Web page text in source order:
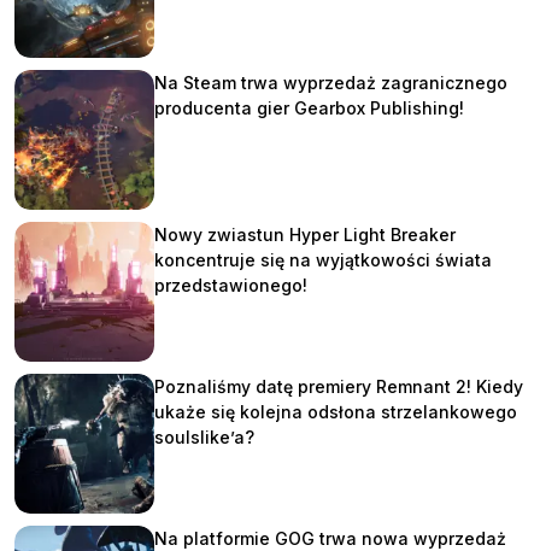
Na Steam trwa wyprzedaż zagranicznego
producenta gier Gearbox Publishing!
Nowy zwiastun Hyper Light Breaker
koncentruje się na wyjątkowości świata
przedstawionego!
Poznaliśmy datę premiery Remnant 2! Kiedy
ukaże się kolejna odsłona strzelankowego
soulslike’a?
Na platformie GOG trwa nowa wyprzedaż